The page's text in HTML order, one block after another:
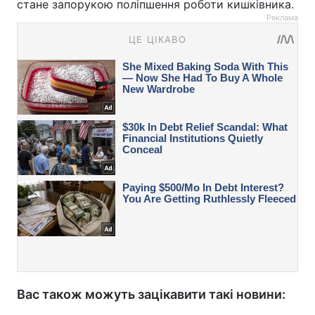
стане запорукою поліпшення роботи кишківника.
Реклама
Вас також можуть зацікавити такі новини: